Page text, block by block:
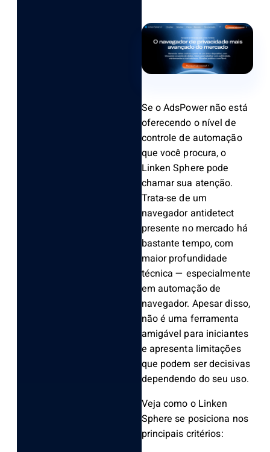
Se o AdsPower não está
oferecendo o nível de
controle de automação
que você procura, o
Linken Sphere pode
chamar sua atenção.
Trata-se de um
navegador antidetect
presente no mercado há
bastante tempo, com
maior profundidade
técnica — especialmente
em automação de
navegador. Apesar disso,
não é uma ferramenta
amigável para iniciantes
e apresenta limitações
que podem ser decisivas
dependendo do seu uso.
Veja como o Linken
Sphere se posiciona nos
principais critérios: